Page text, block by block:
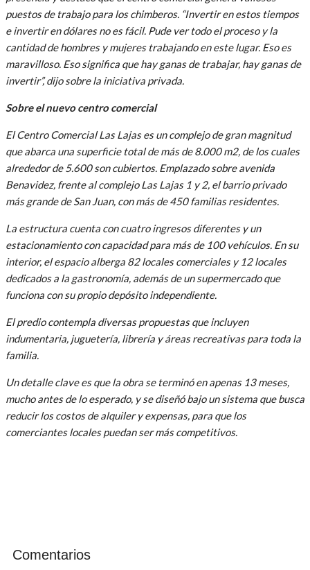
puestos de trabajo para los chimberos. “Invertir en estos tiempos
e invertir en dólares no es fácil. Pude ver todo el proceso y la
cantidad de hombres y mujeres trabajando en este lugar. Eso es
maravilloso. Eso significa que hay ganas de trabajar, hay ganas de
invertir”, dijo sobre la iniciativa privada.
Sobre el nuevo centro comercial
El Centro Comercial Las Lajas es un complejo de gran magnitud
que abarca una superficie total de más de 8.000 m2, de los cuales
alrededor de 5.600 son cubiertos. Emplazado sobre avenida
Benavidez, frente al complejo Las Lajas 1 y 2, el barrio privado
más grande de San Juan, con más de 450 familias residentes.
La estructura cuenta con cuatro ingresos diferentes y un
estacionamiento con capacidad para más de 100 vehículos. En su
interior, el espacio alberga 82 locales comerciales y 12 locales
dedicados a la gastronomía, además de un supermercado que
funciona con su propio depósito independiente.
El predio contempla diversas propuestas que incluyen
indumentaria, juguetería, librería y áreas recreativas para toda la
familia.
Un detalle clave es que la obra se terminó en apenas 13 meses,
mucho antes de lo esperado, y se diseñó bajo un sistema que busca
reducir los costos de alquiler y expensas, para que los
comerciantes locales puedan ser más competitivos.
Comentarios